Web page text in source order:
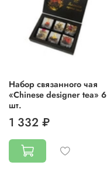
Набор связанного чая
«Chinese designer tea» 6
шт.
1 332 ₽